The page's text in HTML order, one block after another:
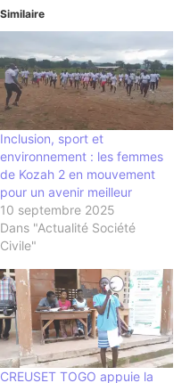
Similaire
Inclusion, sport et
environnement : les femmes
de Kozah 2 en mouvement
pour un avenir meilleur
10 septembre 2025
Dans "Actualité Société
Civile"
CREUSET TOGO appuie la